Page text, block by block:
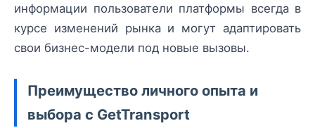
информации пользователи платформы всегда в
курсе изменений рынка и могут адаптировать
свои бизнес-модели под новые вызовы.
Преимущество личного опыта и
выбора с GetTransport